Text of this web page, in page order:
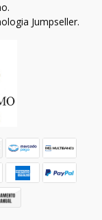
Jumpseller.